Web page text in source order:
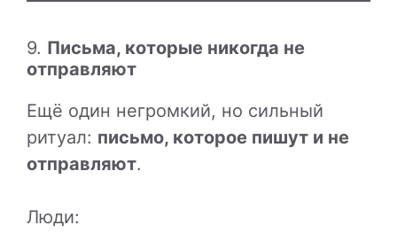
9. Письма, которые никогда не
отправляют
Ещё один негромкий, но сильный
ритуал: письмо, которое пишут и не
отправляют.
Люди: